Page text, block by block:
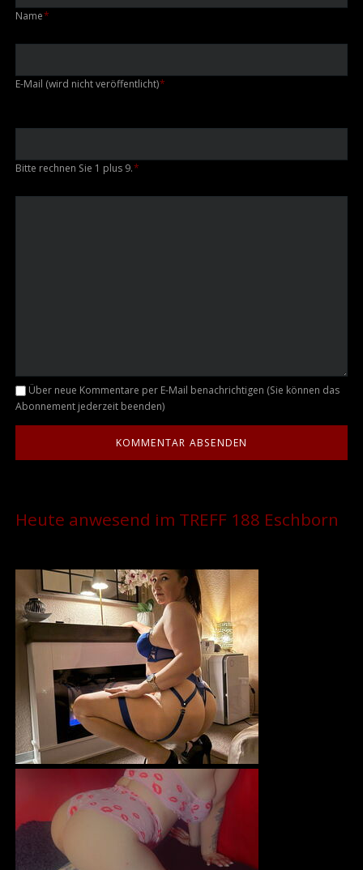
Pflichtfeld
Name*
Pflichtfeld
E-Mail (wird nicht veröffentlicht)*
Bitte rechnen Sie 1 plus 9.*
Kommentar
Über neue Kommentare per E-Mail benachrichtigen (Sie können das
Abonnement jederzeit beenden)
Heute anwesend im TREFF 188 Eschborn